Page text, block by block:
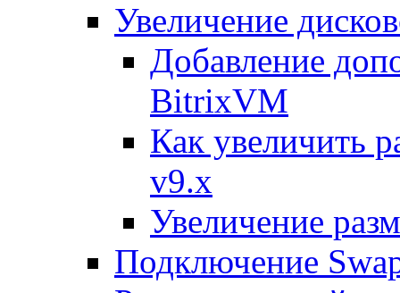
Увеличение
Добавление
BitrixVM
Как увеличить
v9.x
Увеличение
Подключение